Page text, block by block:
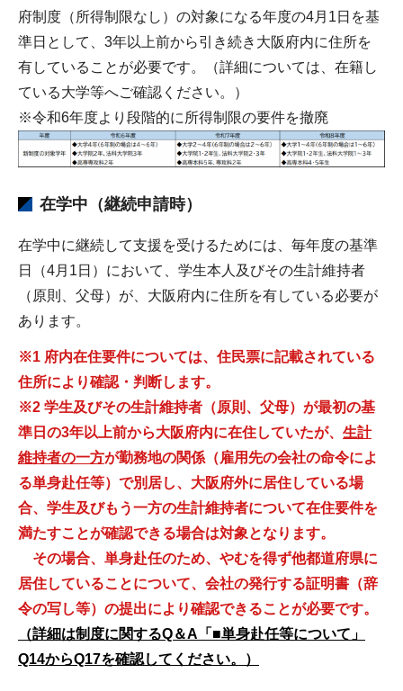
府制度（所得制限なし）の対象になる年度の4月1日を基
準日として、3年以上前から引き続き大阪府内に住所を
有していることが必要です。（詳細については、在籍し
ている大学等へご確認ください。）
※令和6年度より段階的に所得制限の要件を撤廃
在学中（継続申請時）
在学中に継続して支援を受けるためには、毎年度の基準
日（4月1日）において、学生本人及びその生計維持者
（原則、父母）が、大阪府内に住所を有している必要が
あります。
※1 府内在住要件については、住民票に記載されている
住所により確認・判断します。
※2 学生及びその生計維持者（原則、父母）が最初の基
準日の3年以上前から大阪府内に在住していたが、 生計
維持者の一方が勤務地の関係（雇用先の会社の命令によ
る単身赴任等）で別居し、 大阪府外に居住している場
合、学生及びもう一方の生計維持者について在住要件を
満たすことが確認できる場合は対象となります。
その場合、単身赴任のため、やむを得ず他都道府県に
居住していることについて、会社の発行する証明書（辞
令の写し等）の提出により確認できることが必要です。
（詳細は制度に関するQ＆A「■単身赴任等について」
Q14からQ17を確認してください。）